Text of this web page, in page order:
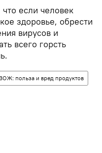
если человек
здоровье, обрести
вирусов и
всего горсть
польза и вред продуктов